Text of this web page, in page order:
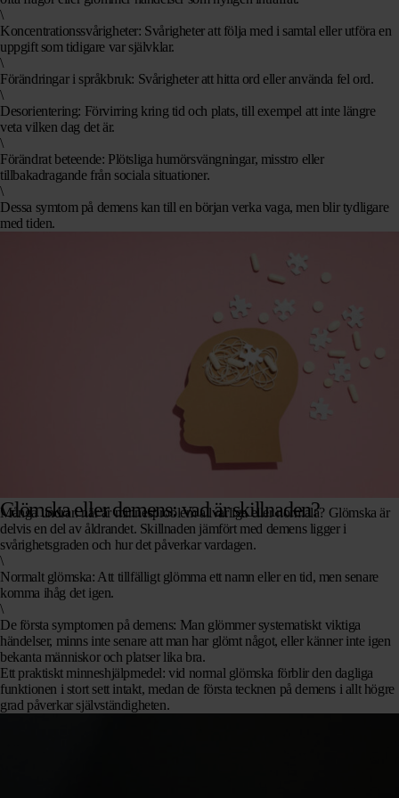
\
Koncentrationssvårigheter: Svårigheter att följa med i samtal eller utföra en
uppgift som tidigare var självklar.
\
Förändringar i språkbruk: Svårigheter att hitta ord eller använda fel ord.
\
Desorientering: Förvirring kring tid och plats, till exempel att inte längre
veta vilken dag det är.
\
Förändrat beteende: Plötsliga humörsvängningar, misstro eller
tillbakadragande från sociala situationer.
\
Dessa symtom på demenskan till en början verka vaga, men blir tydligare
med tiden.
Glömska eller demens: vad är skillnaden?
Många undrar: när är minnesproblem allvarliga eller normala? Glömska är
delvis en del av åldrandet. Skillnaden jämfört med demens ligger i
svårighetsgraden och hur det påverkar vardagen.
\
Normalt glömska: Att tillfälligt glömma ett namn eller en tid, men senare
komma ihåg det igen.
\
De första symptomen på demens: Man glömmer systematiskt viktiga
händelser, minns inte senare att man har glömt något, eller känner inte igen
bekanta människor och platser lika bra.
Ett praktiskt minneshjälpmedel: vid normal glömska förblir den dagliga
funktionen i stort sett intakt, medan de första tecknen pådemens i allt högre
grad påverkar självständigheten.